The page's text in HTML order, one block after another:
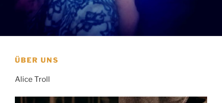
ÜBER UNS
Alice Troll